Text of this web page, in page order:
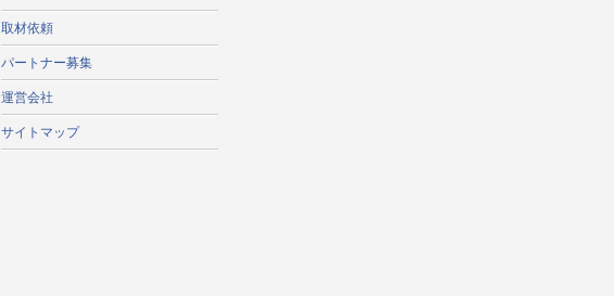
取材依頼
パートナー募集
運営会社
サイトマップ